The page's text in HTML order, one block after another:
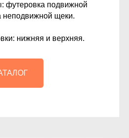
футеровка подвижной
неподвижной щеки.
нижняя и верхняя.